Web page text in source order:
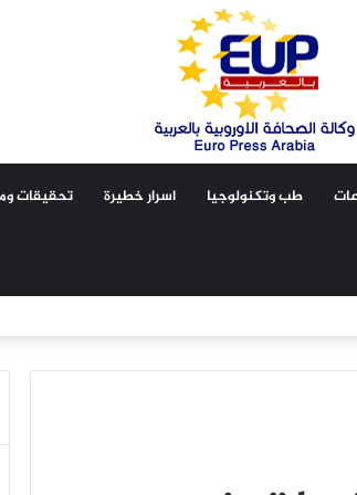
طب وتكنولوجيا اسرار خطيرة تحقيقات